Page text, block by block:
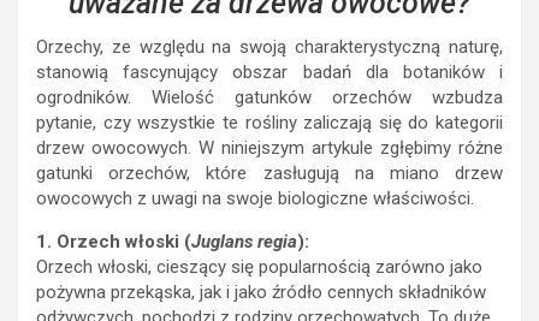
stanowią fascynujący obszar badań dla botaników i
ogrodników. Wielość gatunków orzechów wzbudza
pytanie, czy wszystkie te rośliny zaliczają się do kategorii
drzew owocowych. W niniejszym artykule zgłębimy różne
gatunki orzechów, które zasługują na miano drzew
owocowych z uwagi na swoje biologiczne właściwości.
1. Orzech włoski (
Juglans regia):
Orzech włoski, cieszący się popularnością zarówno jako
pożywna przekąska, jak i jako źródło cennych składników
odżywczych, pochodzi z rodziny orzechowatych. To duże
drzewo, osiągające nawet do 25 metrów wysokości,
prezentuje liście złożone, które zwiększają jego estetykę